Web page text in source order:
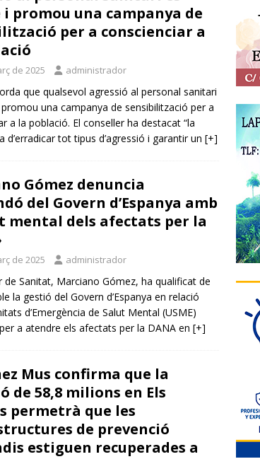
promou una campanya de
per a conscienciar a
de 2025 administrador
que qualsevol agressió al personal sanitari
una campanya de sensibilització per a
a la població. El conseller ha destacat “la
d’erradicar tot tipus d’agressió i garantir un [+]
Gómez denuncia
del Govern d’Espanya amb
mental dels afectats per la
de 2025 administrador
de Sanitat, Marciano Gómez, ha qualificat de
la gestió del Govern d’Espanya en relació
d’Emergència de Salut Mental (USME)
a atendre els afectats per la DANA en [+]
Mus confirma que la
de 58,8 milions en Els
permetrà que les
de prevenció
estiguen recuperades a